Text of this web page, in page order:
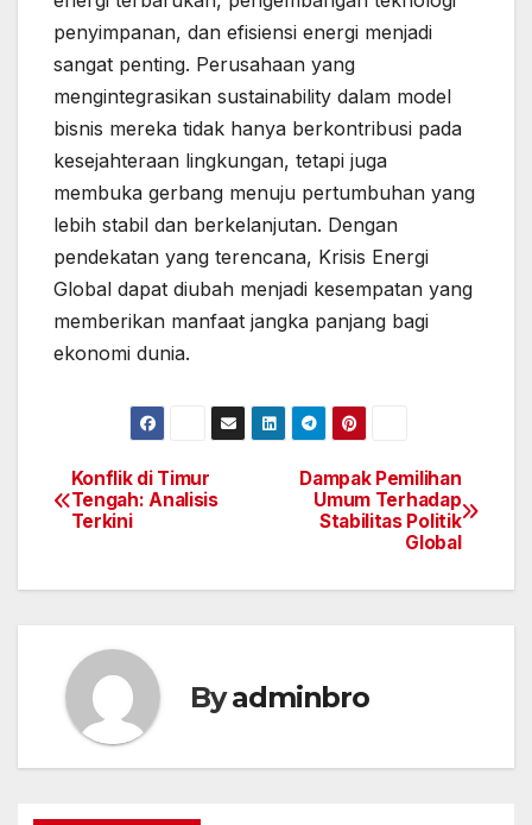
penyimpanan, dan efisiensi energi menjadi
sangat penting. Perusahaan yang
mengintegrasikan sustainability dalam model
bisnis mereka tidak hanya berkontribusi pada
kesejahteraan lingkungan, tetapi juga
membuka gerbang menuju pertumbuhan yang
lebih stabil dan berkelanjutan. Dengan
pendekatan yang terencana, Krisis Energi
Global dapat diubah menjadi kesempatan yang
memberikan manfaat jangka panjang bagi
ekonomi dunia.
Post
navigation
Dampak Pemilihan
Umum Terhadap
Stabilitas Politik
Global
Konflik di Timur
Tengah: Analisis
Terkini
Byadminbro